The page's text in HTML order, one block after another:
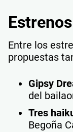
Entre los
propuestas
Gipsy
del
Tres
Begoña